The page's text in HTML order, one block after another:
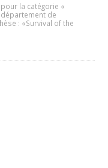
la catégorie «
de
: «Survival of the